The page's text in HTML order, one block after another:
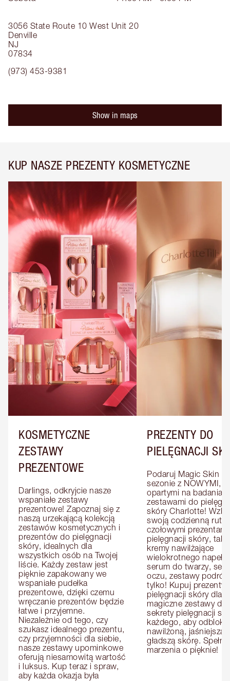
3056 State Route 10 West Unit 20
Denville
NJ
07834
(973) 453-9381
Show in maps
KUP NASZE PREZENTY KOSMETYCZNE
KOSMETYCZNE
ZESTAWY
PREZENTOWE
Darlings, odkryjcie nasze
wspaniałe zestawy
prezentowe! Zapoznaj się z
naszą urzekającą kolekcją
zestawów kosmetycznych i
prezentów do pielęgnacji
skóry, idealnych dla
wszystkich osób na Twojej
liście. Każdy zestaw jest
pięknie zapakowany we
wspaniałe pudełka
prezentowe, dzięki czemu
wręczanie prezentów będzie
łatwe i przyjemne.
Niezależnie od tego, czy
szukasz idealnego prezentu,
czy przyjemności dla siebie,
nasze zestawy upominkowe
oferują niesamowitą wartość
i luksus. Kup teraz i spraw,
aby każda okazja była
PREZENTY DO
PIELĘGNACJI
Podaruj Magic Skin w
sezonie z NOWYMI,
opartymi na
zestawami do
skóry Charlotte!
swoją codzienną
czołowymi
pielęgnacji skóry,
kremy nawilżające
wielokrotnego
serum do twarzy,
oczu, zestawy
tylko! Kupuj prezenty
pielęgnacji skóry dla
magiczne zestawy dla
sekrety pielęgnacji
każdego, aby
nawilżoną, jaśniejszą i
gładszą skórę.
marzenia o pięknie!